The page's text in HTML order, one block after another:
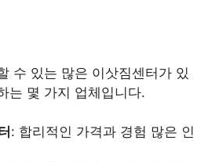
수 있는 많은 이삿짐센터가 있
는 몇 가지 업체입니다.
: 합리적인 가격과 경험 많은 인